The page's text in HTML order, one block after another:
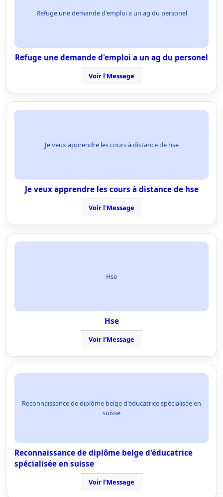
Refuge une demande d'emploi a un ag du personel
Refuge une demande d'emploi a un ag du personel
Voir l'Message
Je veux apprendre les cours à distance de hse
Je veux apprendre les cours à distance de hse
Voir l'Message
Hse
Hse
Voir l'Message
Reconnaissance de diplôme belge d'éducatrice spécialisée en
suisse
Reconnaissance de diplôme belge d'éducatrice
spécialisée en suisse
Voir l'Message